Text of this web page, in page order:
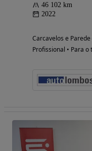
46 102 km
2022
Carcavelos e Parede
Profissional • Para o